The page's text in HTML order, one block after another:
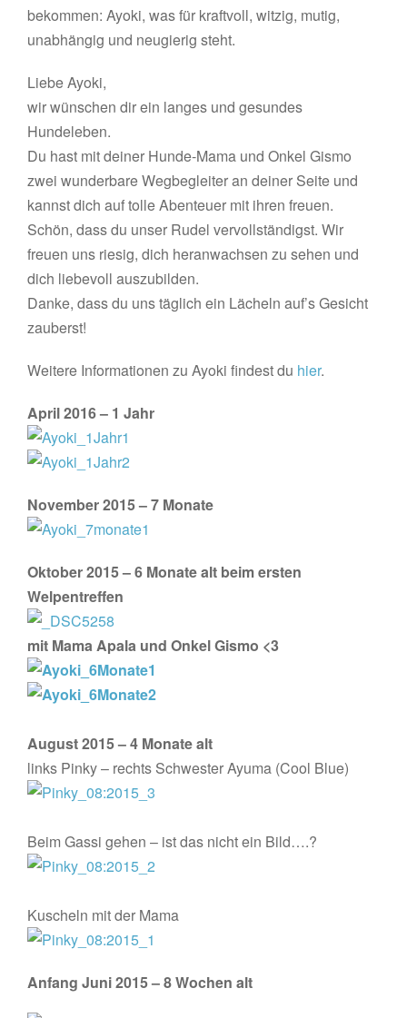
bekommen: Ayoki, was für kraftvoll, witzig, mutig,
unabhängig und neugierig steht.
Liebe Ayoki,
wir wünschen dir ein langes und gesundes
Hundeleben.
Du hast mit deiner Hunde-Mama und Onkel Gismo
zwei wunderbare Wegbegleiter an deiner Seite und
kannst dich auf tolle Abenteuer mit ihren freuen.
Schön, dass du unser Rudel vervollständigst. Wir
freuen uns riesig, dich heranwachsen zu sehen und
dich liebevoll auszubilden.
Danke, dass du uns täglich ein Lächeln auf’s Gesicht
zauberst!
Weitere Informationen zu Ayoki findest du hier.
April 2016 – 1 Jahr
November 2015 – 7 Monate
Oktober 2015 – 6 Monate alt beim ersten
Welpentreffen
mit Mama Apala und Onkel Gismo <3
August 2015 – 4 Monate alt
links Pinky – rechts Schwester Ayuma (Cool Blue)
Beim Gassi gehen – ist das nicht ein Bild….?
Kuscheln mit der Mama
Anfang Juni 2015 – 8 Wochen alt